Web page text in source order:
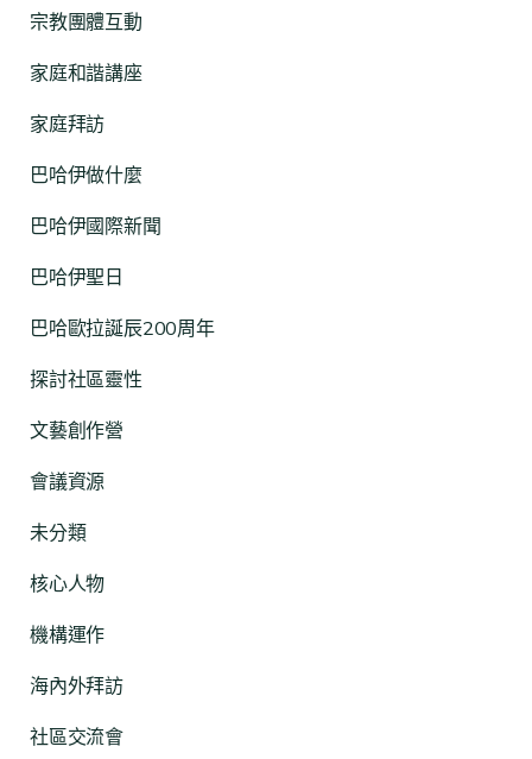
宗教團體互動
家庭和諧講座
家庭拜訪
巴哈伊做什麼
巴哈伊國際新聞
巴哈伊聖日
巴哈歐拉誕辰200周年
探討社區靈性
文藝創作營
會議資源
未分類
核心人物
機構運作
海內外拜訪
社區交流會